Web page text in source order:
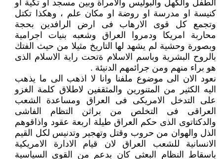
الطفل والكهل والبوليس والامراة وبين مسجد او تكية او
كنيسة او مدرسة او روضة او مكان علم ، وهكذا تكتل
وتجمع كل قوى الارهاب فى ارض الرافدين بحجة
محاربة امريكا ودمروا العراق وشعبه بنيات اجرامية
وبصورة وحشية لم يشهد لها التاريخ مثيلا من حيث الفتك
بالروح البشرية وباسم الاسلام ةتحت راية الاسلام الذى
هو براء منهم ومن جرائمهم الدنيئة .
نعود الان الى موضوع ملفنا وانا لا اذهب الى ما يذهب
اليه الكثير من المتنورين والمثقفين لاطلاق كلمة الغزو
على التدخل الامريكى فى العراق ومساعدة الشعب
العراقى فى التخلص من براثن التظام الفاشى
والدكتاتوى الذى حكم العراق طيلة اربعة عقود واذاقوهم
الذل والهوان من حروب وقتل وتهجير وتدنيس لكل القيم
الانسانية للشعب العراق لان قيام الادارة الامريكية
باسقاط النظام البعثى كان بدعم من القوى السياسية